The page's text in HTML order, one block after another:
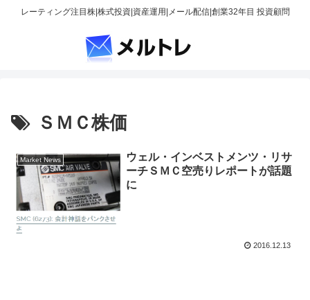
レーティング注目株|株式投資|資産運用|メール配信|創業32年目 投資顧問
ＳＭＣ株価
Market News
ウェル・インベストメンツ・リサ
ーチＳＭＣ空売りレポートが話題
に
2016.12.13